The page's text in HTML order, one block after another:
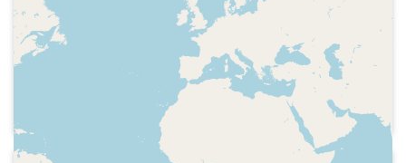
iCat - Memento
Indicatiu de l'emissora, frase de l'actor
Robert Redford. Careta del programa.
Repàs als inicis de la trajectòria de
l'actor Robert Redford amb Adam
Martín com a invitat